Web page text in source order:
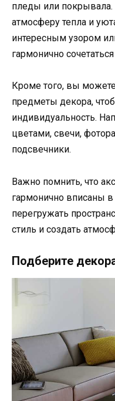
пледы или покрывала.
атмосферу тепла и
интересным узором
гармонично
Кроме того, вы
предметы декора,
индивидуальность.
цветами, свечи,
подсвечники.
Важно помнить, что
гармонично вписаны в
перегружать
стиль и создать
Подберите